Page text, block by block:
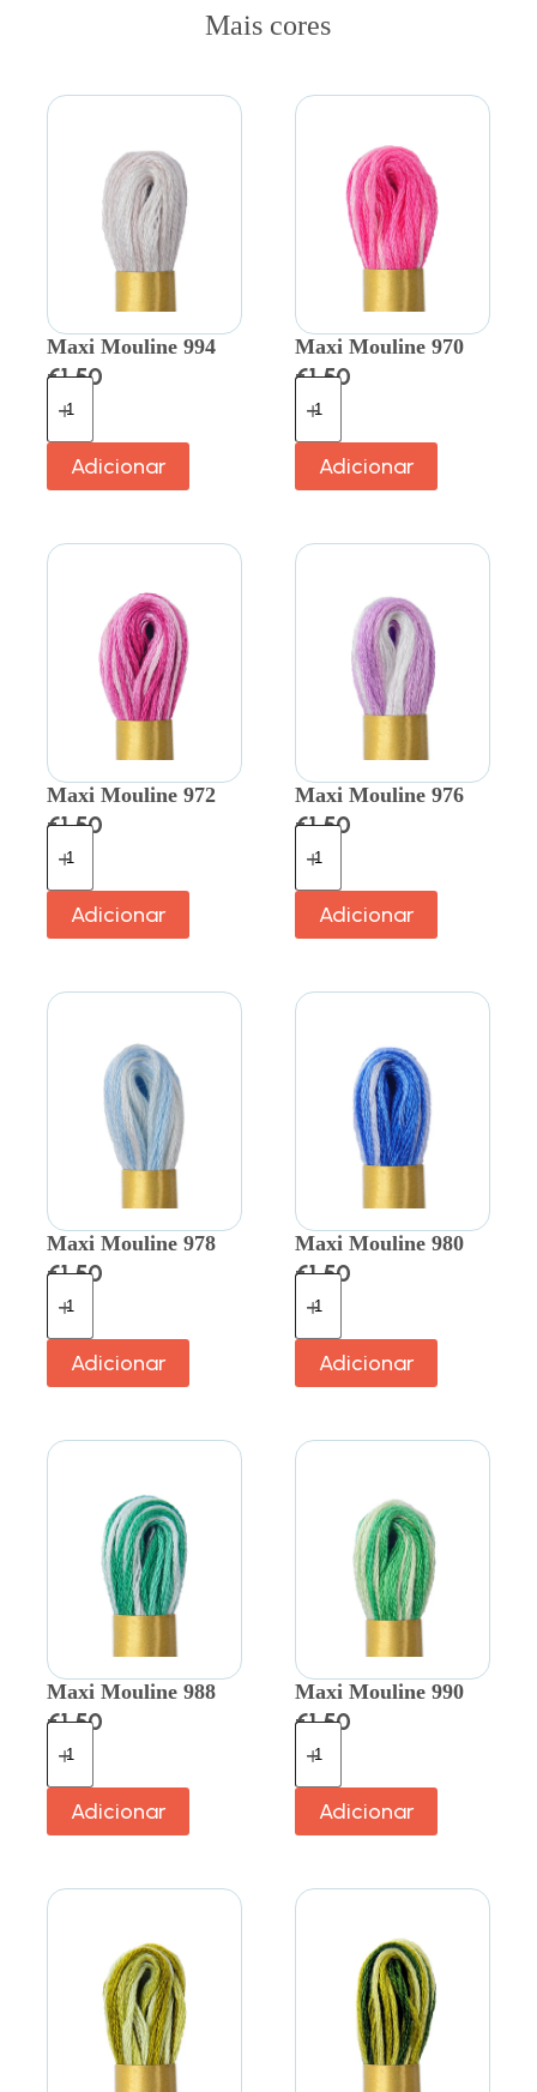
Mais cores
Maxi Mouline 994
€1.50
Adicionar
Maxi Mouline 970
€1.50
Adicionar
Maxi Mouline 972
€1.50
Adicionar
Maxi Mouline 976
€1.50
Adicionar
Maxi Mouline 978
€1.50
Adicionar
Maxi Mouline 980
€1.50
Adicionar
Maxi Mouline 988
€1.50
Adicionar
Maxi Mouline 990
€1.50
Adicionar